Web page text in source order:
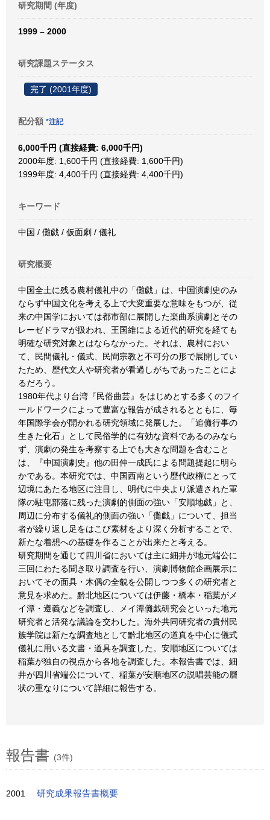
研究期間 (年度)
1999 – 2000
研究課題ステータス
完了 (2001年度)
配分額 *注記
6,000千円 (直接経費: 6,000千円)
2000年度: 1,600千円 (直接経費: 1,600千円)
1999年度: 4,400千円 (直接経費: 4,400千円)
キーワード
中国 / 儺戯 / 仮面劇 / 儀礼
研究概要
中国全土に残る農村儀礼中の「儺戯」は、中国演劇史のみ
ならず中国文化を考える上で大変重要な意味をもつが、従
来の中国学においては都市部に展開した楽曲系演劇とその
レーゼドラマが扱われ、王国維による近代的研究を経ても
明確な研究対象とはならなかった。それは、農村におい
て、民間儀礼・儀式、民間宗教と不可分の形で展開してい
たため、歴代文人や研究者が看過しがちであったことによ
るだろう。
1980年代より台湾『民俗曲芸』をはじめとする多くのフイ
ールドワークによって豊富な報告が成されるとともに、毎
年国際学会が開かれる研究領域に発展した。「追儺行事の
生きた化石」として民俗学的に有効な資料であるのみなら
ず、演劇の発生を考察する上でも大きな問題を含むこと
は、『中国演劇史』他の田仲一成氏による問題提起に明ら
かである。本研究では、中国西南という歴代政権にとって
辺境にあたる地区に注目し、明代に中央より派遣された軍
隊の駐屯部落に残った演劇的側面の強い「安順地戯」と、
周辺に分布する儀礼的側面の強い「儺戯」について、担当
者が繰り返し足をはこび素材をより深く分析することで、
新たな着想への基礎を作ることが出来たと考える。
研究期間を通じて四川省においては主に細井が地元端公に
三回にわたる聞き取り調査を行い、演劇博物館企画展示に
おいてその面具・木偶の全貌を公開しつつ多くの研究者と
意見を求めた。黔北地区については伊藤・橋本・稲葉がメ
イ潭・遵義などを調査し、メイ潭儺戯研究会といった地元
研究者と活発な議論を交わした。海外共同研究者の貴州民
族学院は新たな調査地として黔北地区の道真を中心に儀式
儀礼に用いる文書・道具を調査した。安順地区については
稲葉が独自の視点から各地を調査した。本報告書では、細
井が四川省端公について、稲葉が安順地区の説唱芸能の層
状の重なりについて詳細に報告する。
報告書 (3件)
2001 研究成果報告書概要